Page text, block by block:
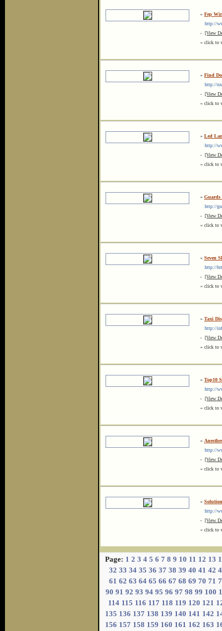
» Fep
http://
- [View
« click to
» Find
http://
- [View
« click to
» Led
http://
- [View
« click to
» Guards
http://
- [View
« click to
» Seven
http://
- [View
« click to
» Taxi
http://
- [View
« click to
» Top10
http://
- [View
« click to
»
http://
- [View
« click to
»
http://
- [View
« click to
Page: 1 2 3 4 5 6 7 8 9 10 11 12 13
32 33 34 35 36 37 38 39 40 41 42
61 62 63 64 65 66 67 68 69 70 71
90 91 92 93 94 95 96 97 98 99 100
114 115 116 117 118 119 120 121
135 136 137 138 139 140 141 142
156 157 158 159 160 161 162 163